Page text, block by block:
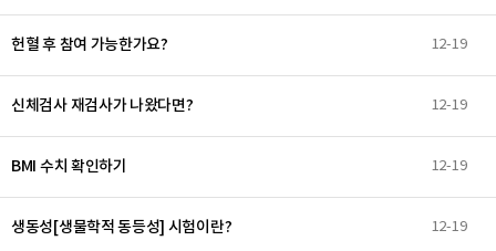
헌혈 후 참여 가능한가요? 12-19
신체검사 재검사가 나왔다면? 12-19
BMI 수치 확인하기 12-19
생동성[생물학적 동등성] 시험이란? 12-19